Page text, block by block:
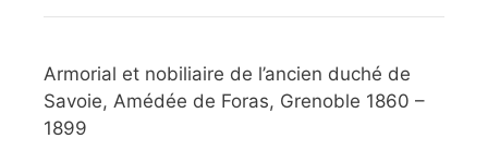
Armorial et nobiliaire de l’ancien duché de
Savoie, Amédée de Foras, Grenoble 1860 –
1899